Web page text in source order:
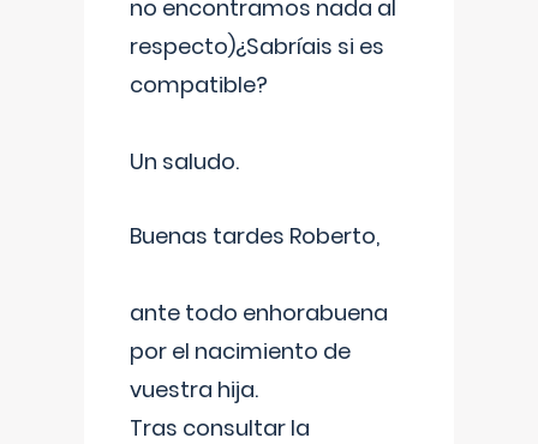
no encontramos nada al
respecto)¿Sabríais si es
compatible?
Un saludo.
Buenas tardes Roberto,
ante todo enhorabuena
por el nacimiento de
vuestra hija.
Tras consultar la